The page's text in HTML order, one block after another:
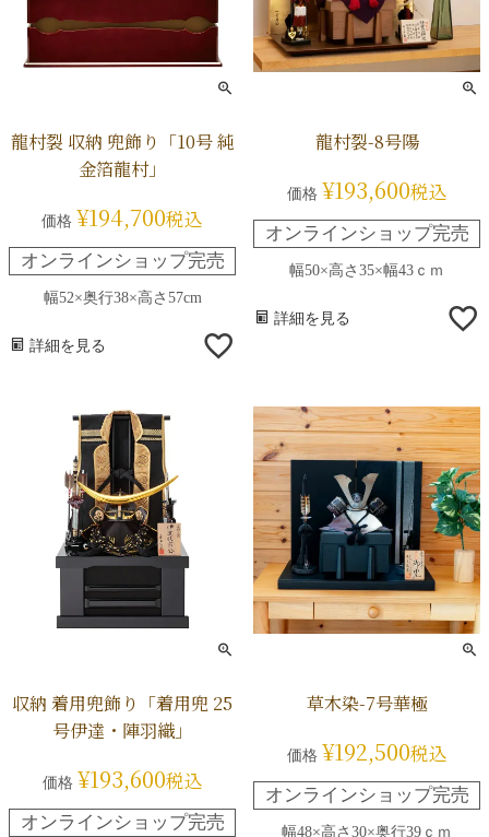
龍村裂 収納 兜飾り「10号 純
金箔龍村」
価格 ¥194,700税込
オンラインショップ完売
幅52×奥行38×高さ57cm
詳細を見る
龍村裂-8号陽
価格 ¥193,600税込
オンラインショップ完売
幅50×高さ35×幅43ｃｍ
詳細を見る
収納 着用兜飾り「着用兜 25
号伊達・陣羽織」
価格 ¥193,600税込
オンラインショップ完売
草木染-7号華極
価格 ¥192,500税込
オンラインショップ完売
幅48×高さ30×奥行39ｃｍ